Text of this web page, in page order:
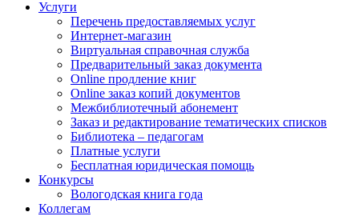
Услуги
Перечень предоставляемых услуг
Интернет-магазин
Виртуальная справочная служба
Предварительный заказ документа
Online продление книг
Online заказ копий документов
Межбиблиотечный абонемент
Заказ и редактирование тематических списков
Библиотека – педагогам
Платные услуги
Бесплатная юридическая помощь
Конкурсы
Вологодская книга года
Коллегам